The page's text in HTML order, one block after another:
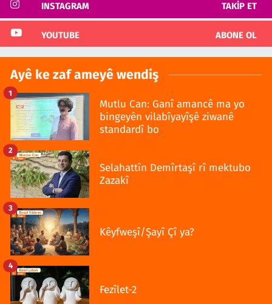
INSTAGRAM TAKIP ET
YOUTUBE ABONE OL
Ayê ke zaf ameyê wendiş
Mutlu Can: Ganî amancê ma yo
bingeyên vilabîyayîşê ziwanê
standardî bo
1
Selahattîn Demîrtaşî rî mektubo
Zazakî
2
Kêyfweşî/Şayî Çî ya?
3
Fezîlet-2
4